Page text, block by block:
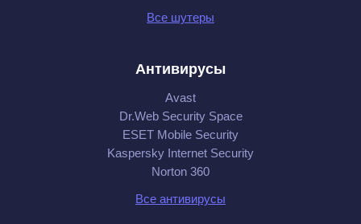
Все шутеры
Антивирусы
Avast
Dr.Web Security Space
ESET Mobile Security
Kaspersky Internet Security
Norton 360
Все антивирусы